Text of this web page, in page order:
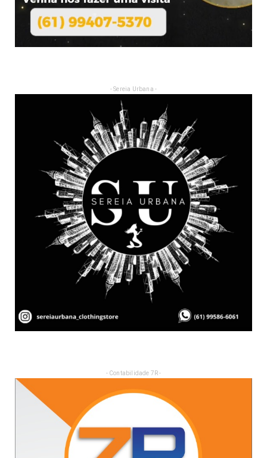
- Sereia Urbana -
- Contabilidade 7R -